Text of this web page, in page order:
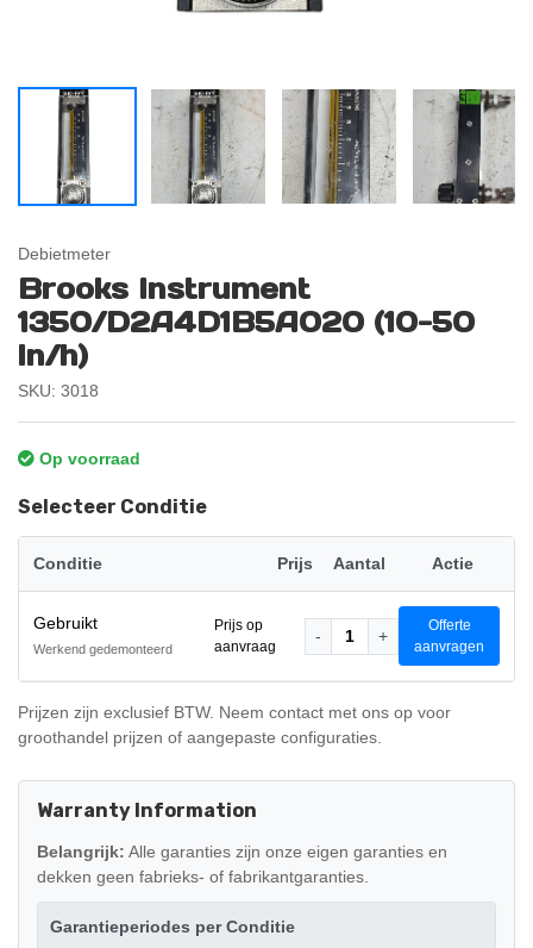
Debietmeter
Brooks Instrument
1350/D2A4D1B5A020 (10-50
ln/h)
SKU: 3018
Op voorraad
Selecteer Conditie
Conditie Prijs Aantal Actie
Gebruikt
Werkend gedemonteerd
Prijs op
aanvraag
- 1 +
Offerte
aanvragen
Prijzen zijn exclusief BTW. Neem contact met ons op voor
groothandel prijzen of aangepaste configuraties.
Warranty Information
Belangrijk: Alle garanties zijn onze eigen garanties en
dekken geen fabrieks- of fabrikantgaranties.
Garantieperiodes per Conditie